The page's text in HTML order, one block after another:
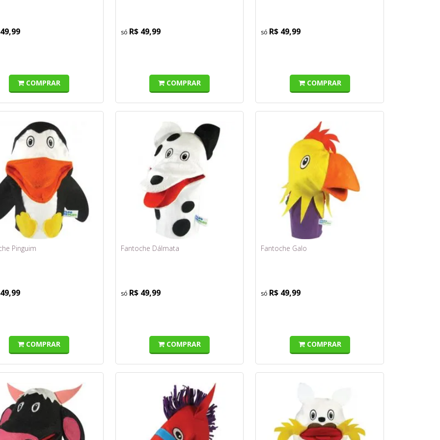
COMPRAR
R$ 49,99
COMPRAR
R$ 49,99
COMPRAR
Pinguim
COMPRAR
Fantoche Dálmata
R$ 49,99
COMPRAR
Fantoche Galo
R$ 49,99
COMPRAR